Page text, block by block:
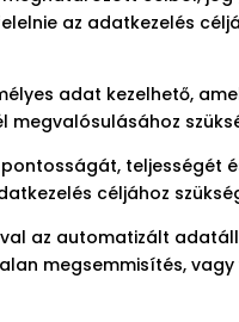
az adatkezelés
adat kezelhető,
teljességét
céljához
az automatizált
megsemmisítés,